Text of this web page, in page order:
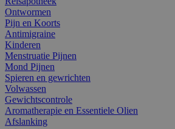
Ontwormen
Pijn en Koorts
Antimigraine
Kinderen
Menstruatie Pijnen
Mond Pijnen
Spieren en gewrichten
Volwassen
Gewichtscontrole
Aromatherapie en Essentiele Olien
Afslanking